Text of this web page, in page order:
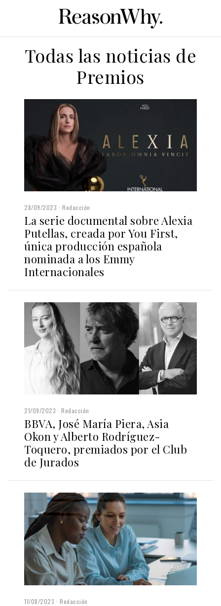
Todas las noticias de
Premios
28/09/2023 Redacción
La serie documental sobre Alexia
Putellas, creada por You First,
única producción española
nominada a los Emmy
Internacionales
21/09/2023 Redacción
BBVA, José María Piera, Asia
Okon y Alberto Rodríguez-
Toquero, premiados por el Club
de Jurados
11/08/2023 Redacción